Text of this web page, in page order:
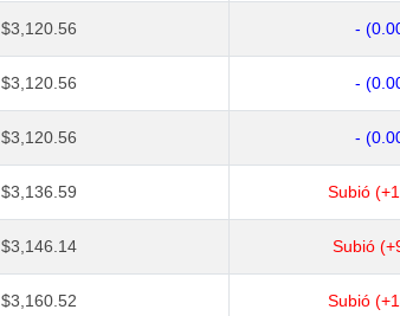
$3,120.56 -
$3,120.56 -
$3,120.56 -
$3,136.59 Subió
$3,146.14 Subió
$3,160.52 Subió